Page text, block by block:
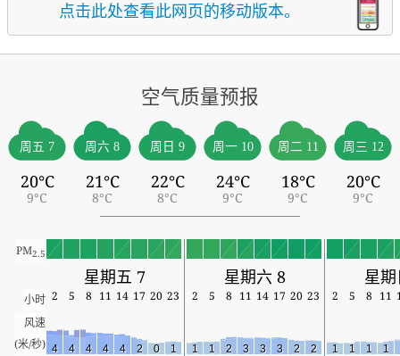
点击此处查看此网页的移动版本。
空气质量预报
周五 7
20°C
9°C
周六 8
21°C
8°C
周日 9
22°C
8°C
周一 10
24°C
9°C
周二 11
18°C
9°C
周三 12
20°C
9°C
PM2.5
星期五 7 星期六 8 星
小时 2 5 8 11 14 17 20 23 2 5 8 11 14 17 20 23 2 5 8 11
风速
(米/秒) 4 4 4 4 4 2 0 1 1 1 2 3 3 3 2 2 1 1 1 1